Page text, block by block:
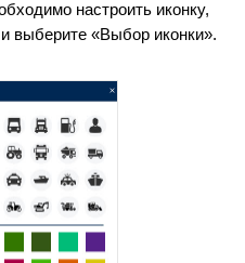
настроить иконку,
выберите «Выбор иконки».